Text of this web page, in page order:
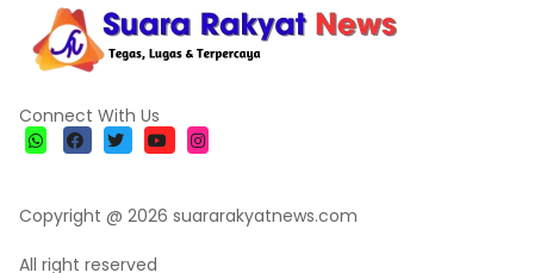
Connect With Us
Copyright @ 2026 suararakyatnews.com
All right reserved